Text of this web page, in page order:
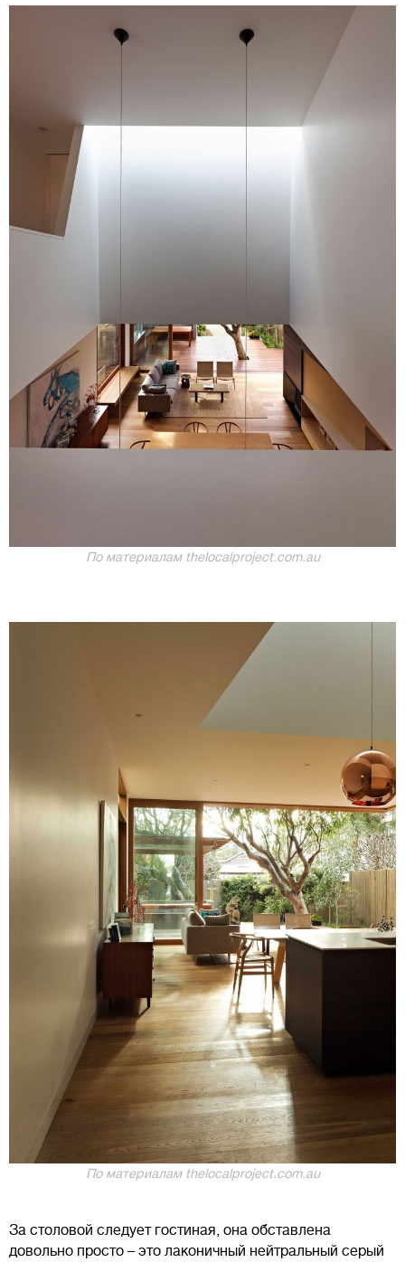
По материалам thelocalproject.com.au
По материалам thelocalproject.com.au
За столовой следует гостиная, она обставлена
довольно просто – это лаконичный нейтральный серый